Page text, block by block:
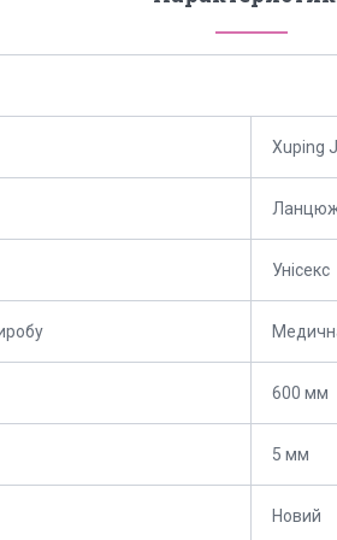
Xuping
Унісекс
600 мм
5 мм
Новий